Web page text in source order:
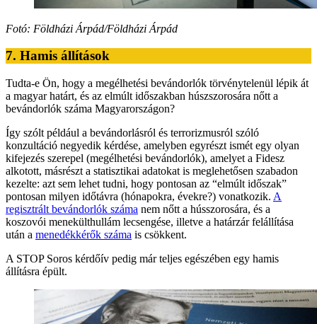
Fotó: Földházi Árpád/Földházi Árpád
7. Hamis állítások
Tudta-e Ön, hogy a megélhetési bevándorlók törvénytelenül lépik át
a magyar határt, és az elmúlt időszakban húszszorosára nőtt a
bevándorlók száma Magyarországon?
Így szólt például a bevándorlásról és terrorizmusról szóló
konzultáció negyedik kérdése, amelyben egyrészt ismét egy olyan
kifejezés szerepel (megélhetési bevándorlók), amelyet a Fidesz
alkotott, másrészt a statisztikai adatokat is meglehetősen szabadon
kezelte: azt sem lehet tudni, hogy pontosan az “elmúlt időszak”
pontosan milyen időtávra (hónapokra, évekre?) vonatkozik. A
regisztrált bevándorlók száma nem nőtt a hússzorosára, és a
koszovói menekülthullám lecsengése, illetve a határzár felállítása
után a menedékkérők száma is csökkent.
A STOP Soros kérdőív pedig már teljes egészében egy hamis
állításra épült.